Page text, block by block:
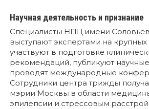
Научная деятельность и признание
Специалисты НПЦ имени
выступают экспертами на
участвуют в подготовке
рекомендаций, публикуют научные
проводят международные
Сотрудники центра трижды
мэрии Москвы в области
эпилепсии и стрессовым